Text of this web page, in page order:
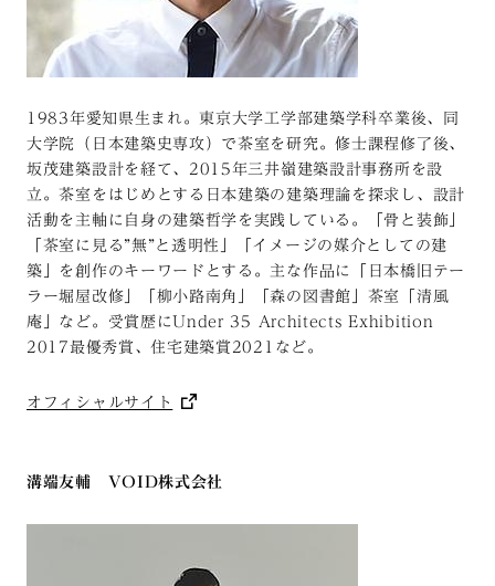
1983年愛知県生まれ。東京大学工学部建築学科卒業後、同
大学院（日本建築史専攻）で茶室を研究。修士課程修了後、
坂茂建築設計を経て、2015年三井嶺建築設計事務所を設
立。茶室をはじめとする日本建築の建築理論を探求し、設計
活動を主軸に自身の建築哲学を実践している。「骨と装飾」
「茶室に見る”無”と透明性」「イメージの媒介としての建
築」を創作のキーワードとする。主な作品に「日本橋旧テー
ラー堀屋改修」「柳小路南角」「森の図書館」茶室「清風
庵」など。受賞歴にUnder 35 Architects Exhibition
2017最優秀賞、住宅建築賞2021など。
オフィシャルサイト
溝端友輔 VOID株式会社